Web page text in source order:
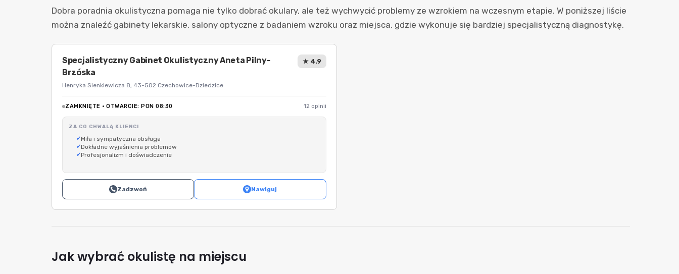
Dobra poradnia okulistyczna pomaga nie tylko dobrać okulary, ale też wychwycić problemy ze wzrokiem na wczesnym etapie. W poniższej liście
można znaleźć gabinety lekarskie, salony optyczne z badaniem wzroku oraz miejsca, gdzie wykonuje się bardziej specjalistyczną diagnostykę.
Specjalistyczny Gabinet Okulistyczny Aneta Pilny-
Brzóska
Henryka Sienkiewicza 8, 43-502 Czechowice-Dziedzice
★ 4.9
ZAMKNIĘTE · OTWARCIE: PON 08:30 12 opinii
ZA CO CHWALĄ KLIENCI
Miła i sympatyczna obsługa
Dokładne wyjaśnienia problemów
Profesjonalizm i doświadczenie
Zadzwoń Nawiguj
Jak wybrać okulistę na miejscu